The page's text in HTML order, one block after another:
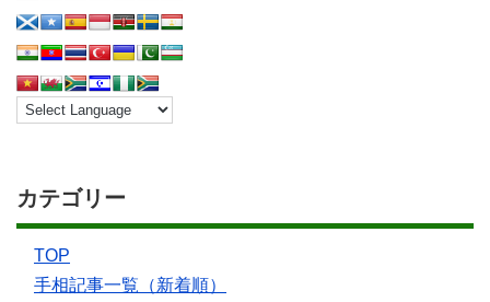
カテゴリー
TOP
手相記事一覧（新着順）